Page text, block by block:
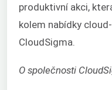
produktivní akci,
kolem nabídky
CloudSigma.
O společnosti